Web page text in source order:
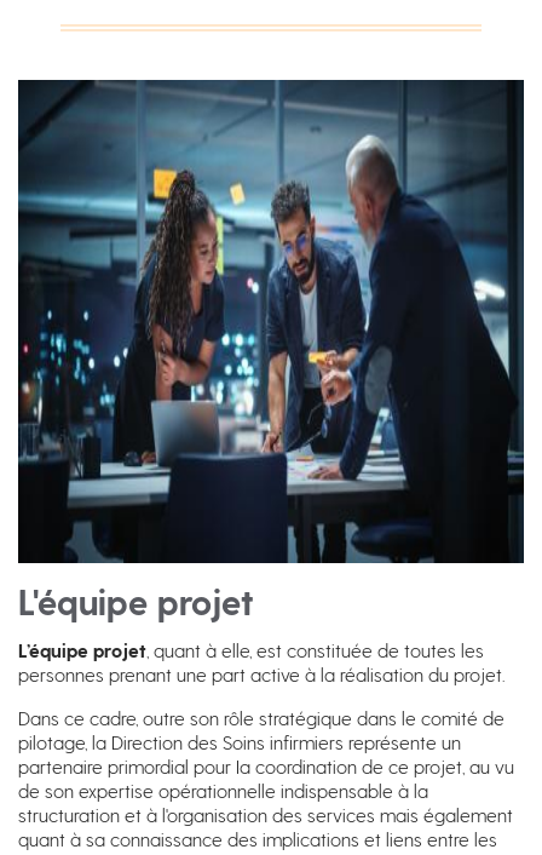
L'équipe projet
L’équipe projet , quant à elle, est constituée de toutes les
personnes prenant une part active à la réalisation du projet.
Dans ce cadre, outre son rôle stratégique dans le comité de
pilotage, la Direction des Soins infirmiers représente un
partenaire primordial pour Ia coordination de ce projet, au vu
de son expertise opérationnelle indispensable à la
structuration et à l'organisation des services mais également
quant à sa connaissance des implications et liens entre les